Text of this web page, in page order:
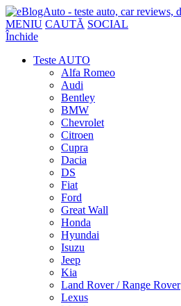
MENIU CAUTĂ SOCIAL
Închide
Teste AUTO
Alfa Romeo
Audi
Bentley
BMW
Chevrolet
Citroen
Cupra
Dacia
DS
Fiat
Ford
Great Wall
Honda
Hyundai
Isuzu
Jeep
Kia
Land Rover / Range Rover
Lexus